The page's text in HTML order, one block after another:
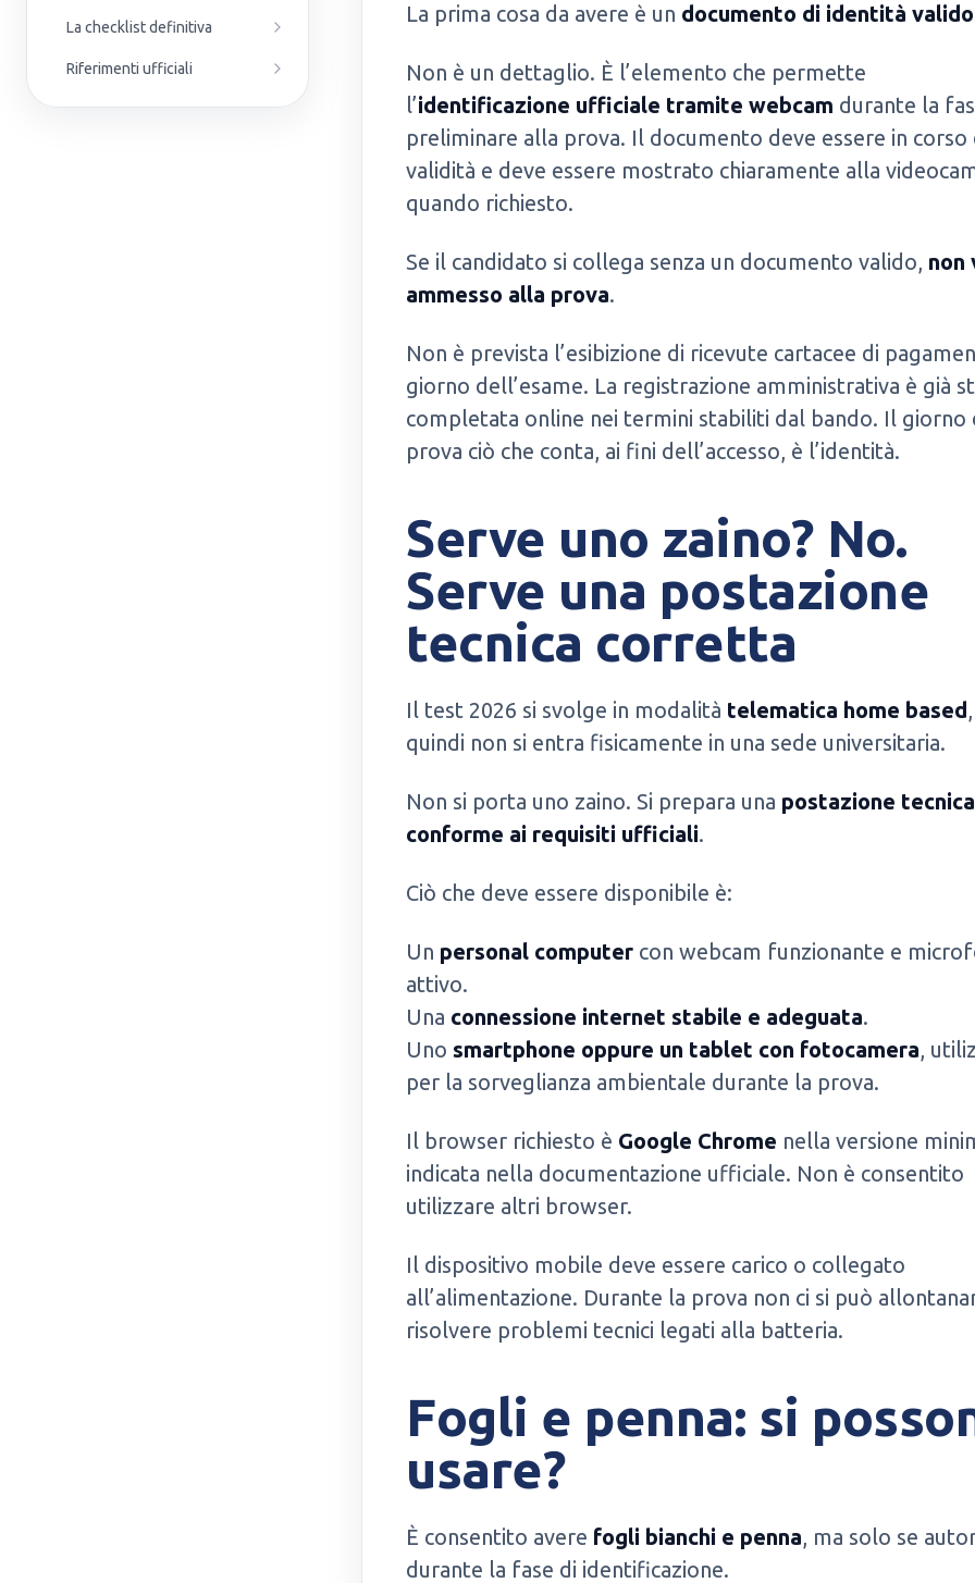
La checklist definitiva
Riferimenti ufficiali
La prima cosa da avere è un documento di identità valido
Non è un dettaglio. È l’elemento che permette
l’identificazione ufficiale tramite webcam durante la
preliminare alla prova. Il documento deve essere in corso
validità e deve essere mostrato chiaramente alla
quando richiesto.
Se il candidato si collega senza un documento valido, non
ammesso alla prova.
Non è prevista l’esibizione di ricevute cartacee di
giorno dell’esame. La registrazione amministrativa è già
completata online nei termini stabiliti dal bando. Il giorno
prova ciò che conta, ai fini dell’accesso, è l’identità.
Serve uno zaino? No.
Serve una postazione
tecnica corretta
Il test 2026 si svolge in modalità telematica home based,
quindi non si entra fisicamente in una sede universitaria.
Non si porta uno zaino. Si prepara una postazione tecnica
conforme ai requisiti ufficiali.
Ciò che deve essere disponibile è:
Un personal computer con webcam funzionante e
attivo.
Una connessione internet stabile e adeguata.
Uno smartphone oppure un tablet con fotocamera,
per la sorveglianza ambientale durante la prova.
Il browser richiesto è Google Chrome nella versione
indicata nella documentazione ufficiale. Non è consentito
utilizzare altri browser.
Il dispositivo mobile deve essere carico o collegato
all’alimentazione. Durante la prova non ci si può
risolvere problemi tecnici legati alla batteria.
Fogli e penna: si
usare?
È consentito avere fogli bianchi e penna, ma solo se
durante la fase di identificazione.